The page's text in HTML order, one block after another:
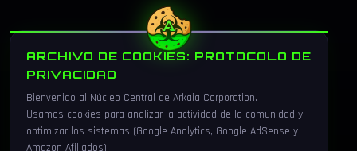
LEGAL
Privacidad
Cookies
ARCHIVO DE COOKIES: PROTOCOLO DE
PRIVACIDAD
Bienvenido al Núcleo Central de Arkaia Corporation.
Usamos cookies para analizar la actividad de la comunidad y
optimizar los sistemas (Google Analytics, Google AdSense y
Amazon Afiliados).